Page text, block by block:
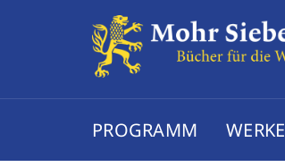
PROGRAMM WERKE